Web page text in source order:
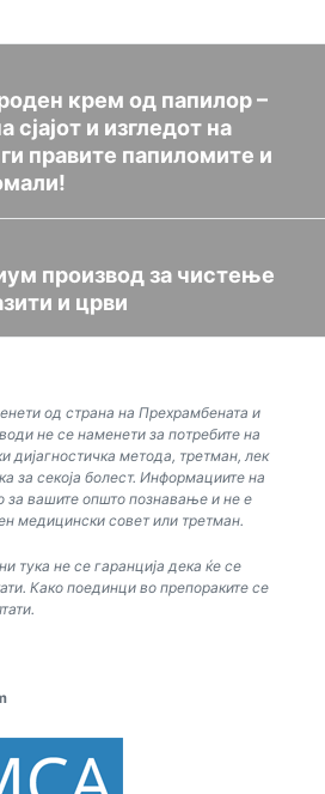
крем од папилор –
и изгледот на
правите папиломите и
производ за чистење
и црви
од страна на Прехрамбената и
не се наменети за потребите на
дијагностичка метода, третман, лек
за секоја болест. Информациите на
за вашите општо познавање и не е
медицински совет или третман.
тука не се гаранција дека ќе се
Како поединци во препораките се